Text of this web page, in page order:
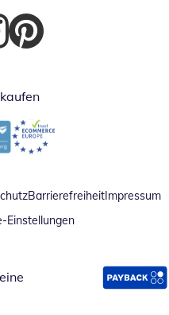
Fenster
in neuem Fenster
Öffnet in neuem Fenster
Fenster
Öffnet in neuem Fenster
BarrierefreiheitImpressum
Einstellungen